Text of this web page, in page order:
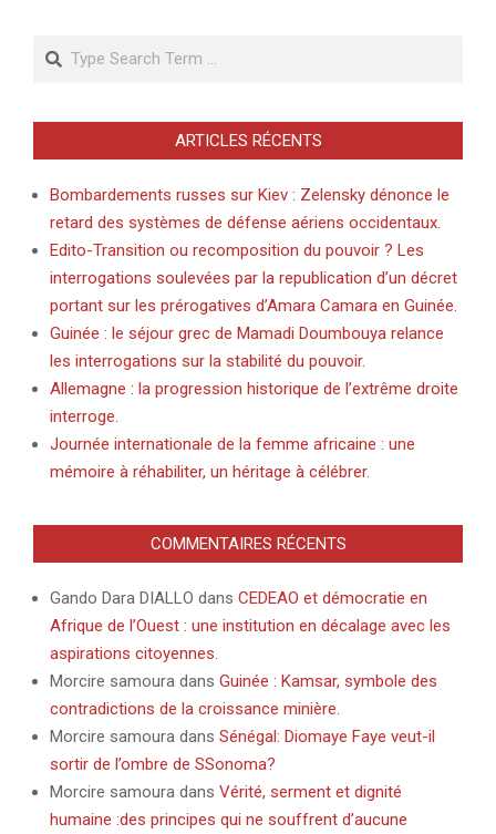
ARTICLES RÉCENTS
Bombardements russes sur Kiev : Zelensky dénonce le
retard des systèmes de défense aériens occidentaux.
Edito-Transition ou recomposition du pouvoir ? Les
interrogations soulevées par la republication d’un décret
portant sur les prérogatives d’Amara Camara en Guinée.
Guinée : le séjour grec de Mamadi Doumbouya relance
les interrogations sur la stabilité du pouvoir.
Allemagne : la progression historique de l’extrême droite
interroge.
Journée internationale de la femme africaine : une
mémoire à réhabiliter, un héritage à célébrer.
COMMENTAIRES RÉCENTS
Gando Dara DIALLO dans CEDEAO et démocratie en
Afrique de l’Ouest : une institution en décalage avec les
aspirations citoyennes.
Morcire samoura dans Guinée : Kamsar, symbole des
contradictions de la croissance minière.
Morcire samoura dans Sénégal: Diomaye Faye veut-il
sortir de l’ombre de SSonoma?
Morcire samoura dans Vérité, serment et dignité
humaine :des principes qui ne souffrent d’aucune